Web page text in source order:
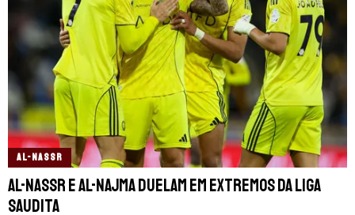
AL-NASSR
Al-Nassr e Al-Najma duelam em extremos da Liga
Saudita